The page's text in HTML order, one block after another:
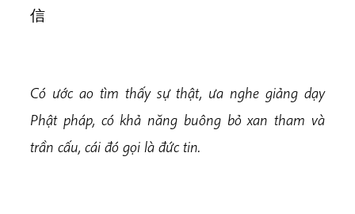
信
Có ước ao tìm thấy sự thật, ưa nghe giảng dạy
Phật pháp, có khả năng buông bỏ xan tham và
trần cấu, cái đó gọi là đức tin.